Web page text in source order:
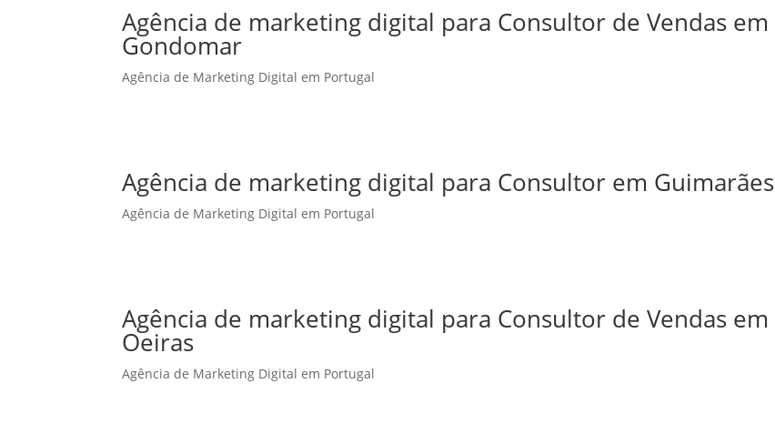
Agência de marketing digital para Consultor de Vendas em
Gondomar
Agência de Marketing Digital em Portugal
Agência de marketing digital para Consultor em Guimarães
Agência de Marketing Digital em Portugal
Agência de marketing digital para Consultor de Vendas em
Oeiras
Agência de Marketing Digital em Portugal